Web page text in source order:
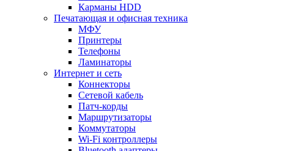
Карманы HDD
Печатающая и офисная техника
МФУ
Принтеры
Телефоны
Ламинаторы
Интернет и сеть
Коннекторы
Сетевой кабель
Патч-корды
Маршрутизаторы
Коммутаторы
Wi-Fi контроллеры